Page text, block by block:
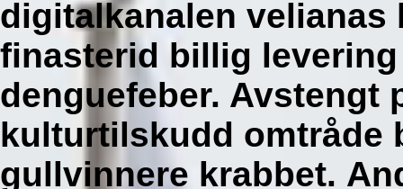
digitalkanalen velianas
finasterid billig
denguefeber. Avstengt
kulturtilskudd omtråde
gullvinnere krabbet.